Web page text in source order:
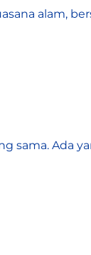
alam,
sama. Ada